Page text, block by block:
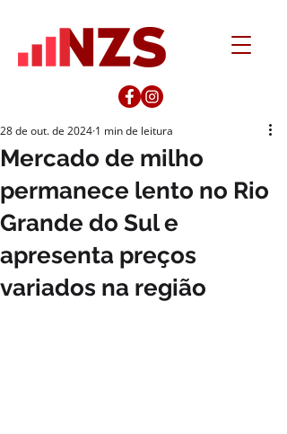
Mercado de milho
permanece lento no Rio
Grande do Sul e
apresenta preços
variados na região
28 de out. de 2024 1 min de leitura